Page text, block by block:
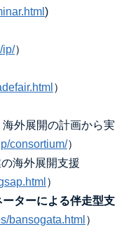
)
ip/）
）
海外展開の計画から実
consortium/）
海外展開支援
）
ターによる伴走型支
bansogata.html ）